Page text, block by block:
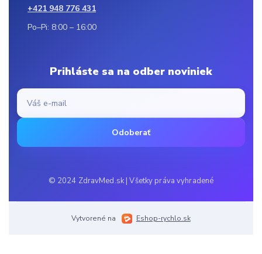
+421 948 776 431
Po–Pi: 8:00 – 16:00
Prihláste sa na odber noviniek
Odoberať
© 2024 ZdravMed.sk | Všetky práva vyhradené
Vytvorené na Eshop-rychlo.sk